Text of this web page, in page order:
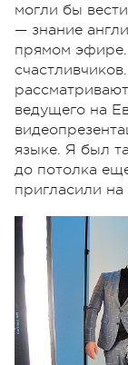
могли бы
— знание
прямом эфире.
ведущего на
языке. Я был
до потолка
пригласили на